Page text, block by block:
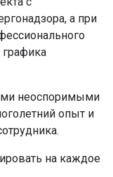
а при
графика
неоспоримыми
опыт и
на каждое